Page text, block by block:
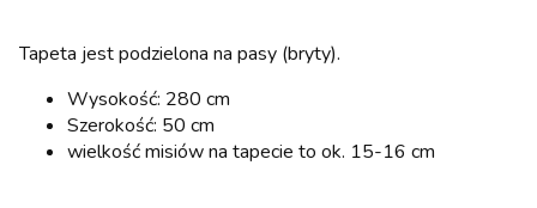
Tapeta jest podzielona na pasy (bryty).
Wysokość: 280 cm
Szerokość: 50 cm
wielkość misiów na tapecie to ok. 15-16 cm